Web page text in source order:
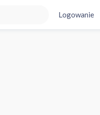
Logowanie